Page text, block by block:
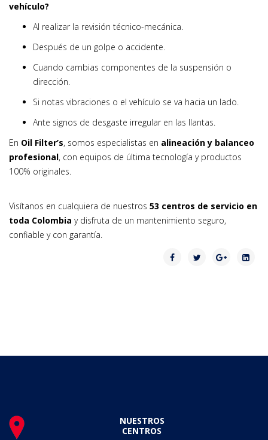
vehículo?
Al realizar la revisión técnico-mecánica.
Después de un golpe o accidente.
Cuando cambias componentes de la suspensión o
dirección.
Si notas vibraciones o el vehículo se va hacia un lado.
Ante signos de desgaste irregular en las llantas.
En Oil Filter’s, somos especialistas en alineación y balanceo
profesional, con equipos de última tecnología y productos
100% originales.
Visítanos en cualquiera de nuestros 53 centros de servicio en
toda Colombia y disfruta de un mantenimiento seguro,
confiable y con garantía.
NUESTROS
CENTROS